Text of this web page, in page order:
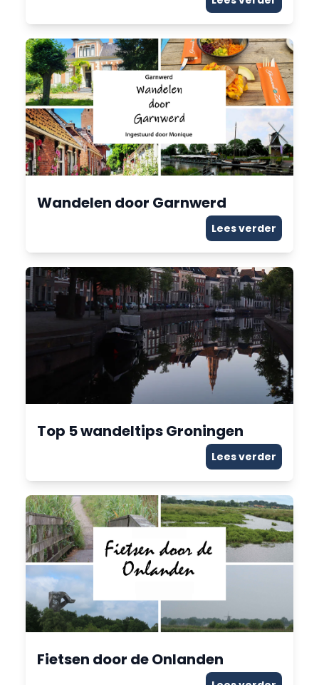
Wandelen door Garnwerd
Lees verder
Top 5 wandeltips Groningen
Lees verder
Fietsen door de Onlanden